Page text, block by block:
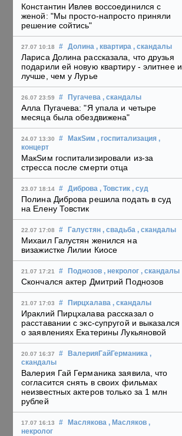
Константин Ивлев воссоединился с
женой: "Мы просто-напросто приняли
решение сойтись"
27.07 10:18 # Долина , квартира , скандалы
Лариса Долина рассказала, что друзья
подарили ей новую квартиру - элитнее и
лучше, чем у Лурье
26.07 23:59 # Пугачева , скандалы
Алла Пугачева: "Я упала и четыре
месяца была обездвижена"
24.07 13:30 # МакSим , госпитализация ,
концерт
МакSим госпитализировали из-за
стресса после смерти отца
23.07 18:14 # Диброва , Товстик , суд
Полина Диброва решила подать в суд
на Елену Товстик
22.07 17:08 # Галустян , свадьба , скандалы
Михаил Галустян женился на
визажистке Лилии Киосе
21.07 17:21 # Поднозов , некролог , скандалы
Скончался актер Дмитрий Поднозов
21.07 17:03 # Пирцхалава , скандалы
Ираклий Пирцхалава рассказал о
расставании с экс-супругой и выказался
о заявлениях Екатерины Лукьяновой
20.07 16:37 # ВалерияГайГерманика ,
скандалы
Валерия Гай Германика заявила, что
согласится снять в своих фильмах
неизвестных актеров только за 1 млн
рублей
17.07 16:13 # Маслякова , Масляков ,
некролог